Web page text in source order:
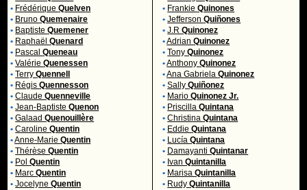
• FrédériqueQuelven
• BrunoQuemenaire
• BaptisteQuemener
• RaphaëlQuenard
• PascalQueneau
• ValérieQuenessen
• TerryQuennell
• RégisQuennesson
• ClaudeQuenneville
• Jean-BaptisteQuenon
• GalaadQuenouillère
• CarolineQuentin
•Anne-MarieQuentin
• ThérèseQuentin
• PolQuentin
• MarcQuentin
• JocelyneQuentin
• FrankieQuinones
• JeffersonQuiñones
• J.RQuinonez
•AdrianQuinonez
• TonyQuinonez
•AnthonyQuinonez
•Ana GabrielaQuinonez
• SallyQuiñonez
• MarioQuinonez Jr.
• PriscillaQuintana
• ChristinaQuintana
• EddieQuintana
• LucíaQuintana
• DamayantiQuintanar
• IvanQuintanilla
• MarisaQuintanilla
• RudyQuintanilla